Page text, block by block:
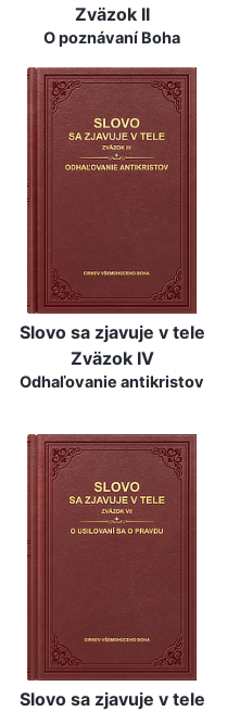
Zväzok II
O poznávaní Boha
Slovo sa zjavuje v tele
Zväzok IV
Odhaľovanie antikristov
Slovo sa zjavuje v tele